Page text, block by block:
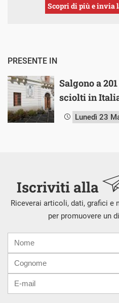
Scopri di più e invia
PRESENTE IN
Salgono a
sciolti in
Lunedì 23
Iscriviti alla
Riceverai articoli, dati, grafici e
per promuovere un
mail